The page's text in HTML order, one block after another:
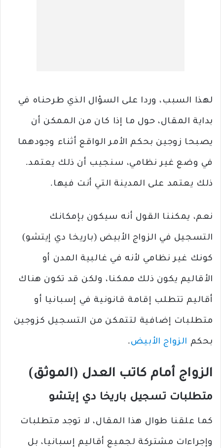
لهذا السبب، وردا على السؤال الذي طرحناه في
بداية المقال، حول ما إذا كان من الممكن أن
يصبحا زوجين بحكم الأمر الواقع أثناء وجودهما
في وضع غير نظامي، سنجيب أن ذلك يعتمد.
ذلك يعتمد على المدينة التي أنت فيها.
نعم، يمكننا القول أنه سيكون بإمكانك
التسجيل في الزواج الأبيض (باريخا دي إيتشو)
كونك غير نظامي لأنه في غالبية المدن أو
الأقاليم يكون ذلك ممكنا، ولكن قد تكون هناك
أقاليم تتطلب إقامة قانونية في إسبانيا أو
متطلبات إضافية لتتمكن من التسجيل كزوجين
بحكم الزواج الأبيض.
الزواج أمام كاتب العدل (الموثق)
متطلبات تسجيل باريخا دي إيتشو
كما علقنا طوال هذا المقال، لا توجد متطلبات
وإجراءات مشتركة لجميع أقاليم إسبانيا، بل